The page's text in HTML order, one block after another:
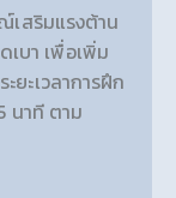
เสริมแรงต้าน
บา เพื่อเพิ่ม
ยะเวลาการฝึก
นาที ตาม